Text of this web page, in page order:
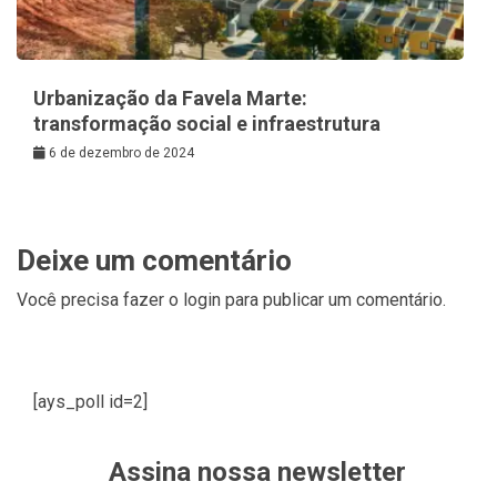
Urbanização da Favela Marte:
transformação social e infraestrutura
6 de dezembro de 2024
Deixe um comentário
Você precisa fazer o login para publicar um comentário.
[ays_poll id=2]
Assina nossa newsletter